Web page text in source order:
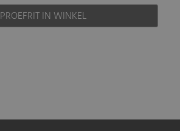
PROEFRIT IN WINKEL